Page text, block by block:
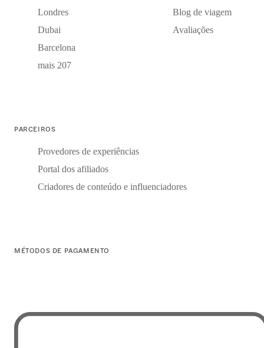
Londres
Dubai
Barcelona
mais 207
Blog de viagem
Avaliações
PARCEIROS
Provedores de experiências
Portal dos afiliados
Criadores de conteúdo e influenciadores
MÉTODOS DE PAGAMENTO